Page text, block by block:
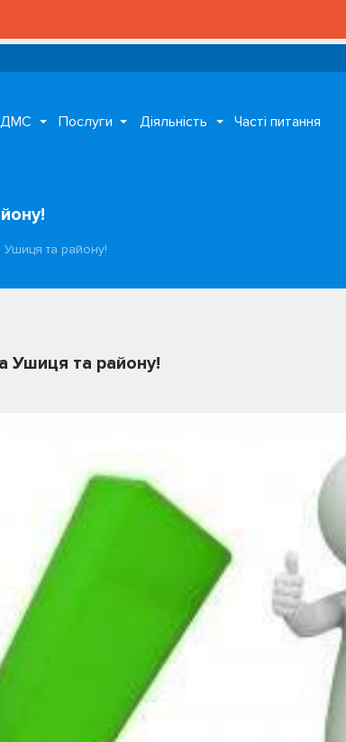
Послуги Діяльність Часті питання
та району!
Ушиця та району!